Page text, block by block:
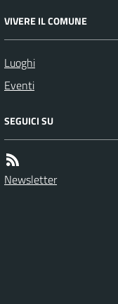
VIVERE IL COMUNE
Luoghi
Eventi
SEGUICI SU
Newsletter